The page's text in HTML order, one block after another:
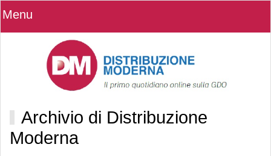
Menu
Archivio di Distribuzione
Moderna